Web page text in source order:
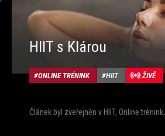
HIIT s Klárou
ONLINE TRÉNINK HIIT ŽIVĚ
Článek byl zveřejněn vHIIT, Online trénink,